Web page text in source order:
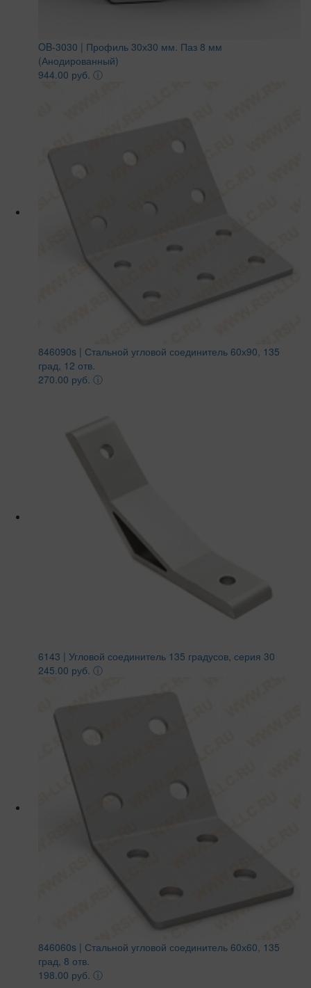
OB-3030 | Профиль 30х30 мм. Паз 8 мм
(Анодированный)
944.00 руб. ⓘ
846090s | Стальной угловой соединитель 60х90, 135
град, 12 отв.
270.00 руб. ⓘ
6143 | Угловой соединитель 135 градусов, серия 30
245.00 руб. ⓘ
846060s | Стальной угловой соединитель 60х60, 135
град, 8 отв.
198.00 руб. ⓘ